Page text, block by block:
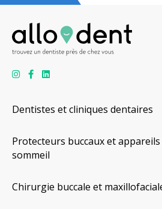
Dentistes et cliniques dentaires
Protecteurs buccaux et
sommeil
Chirurgie buccale et